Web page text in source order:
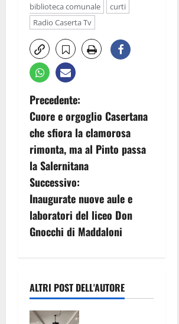
biblioteca comunale
curti
Radio Caserta Tv
N
a
v
i
g
a
o
Precedente:
Cuore e orgoglio Casertana
che sfiora la clamorosa
rimonta, ma al Pinto passa
la Salernitana
Successivo:
Inaugurate nuove aule e
laboratori del liceo Don
Gnocchi di Maddaloni
ALTRI POST DELL'AUTORE